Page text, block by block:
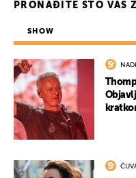
PRONAĐITE ŠTO VAS
SHOW